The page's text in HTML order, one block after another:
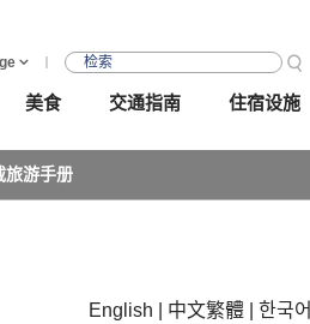
美食 交通指南 住宿设施
旅游手册
English 中文繁體 한국어